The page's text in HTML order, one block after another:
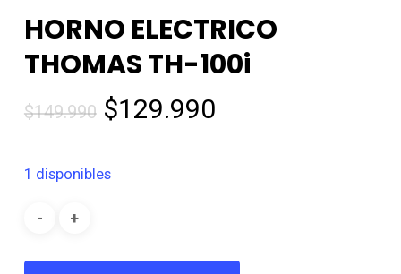
HORNO ELECTRICO
THOMAS TH-100i
$149.990 El
era:
$129.990El
1 disponibles